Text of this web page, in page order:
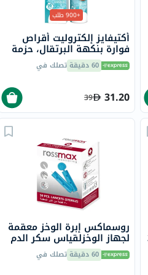
+900 طلب
أكتيفايز إلكتروليت أقراص
فوارة بنكهة البرتقال، حزمة
من 20 60 دقيقة تصلك في
31.20
39
روسماكس إبرة الوخز معقمة
لجهاز الوخزلقياس سكر الدم
حزمة من 50
60 دقيقة تصلك في